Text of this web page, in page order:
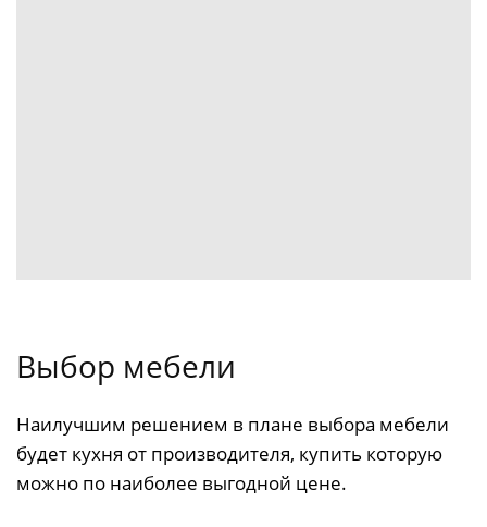
Выбор мебели
Наилучшим решением в плане выбора мебели
будет кухня от производителя, купить которую
можно по наиболее выгодной цене.